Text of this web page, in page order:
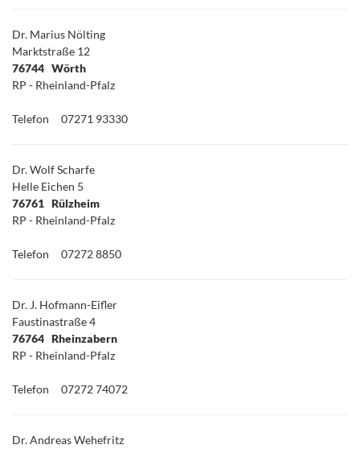
Dr. Marius Nölting
Marktstraße 12
76744 Wörth
RP - Rheinland-Pfalz
Telefon 07271 93330
Dr. Wolf Scharfe
Helle Eichen 5
76761 Rülzheim
RP - Rheinland-Pfalz
Telefon 07272 8850
Dr. J. Hofmann-Eifler
Faustinastraße 4
76764 Rheinzabern
RP - Rheinland-Pfalz
Telefon 07272 74072
Dr. Andreas Wehefritz